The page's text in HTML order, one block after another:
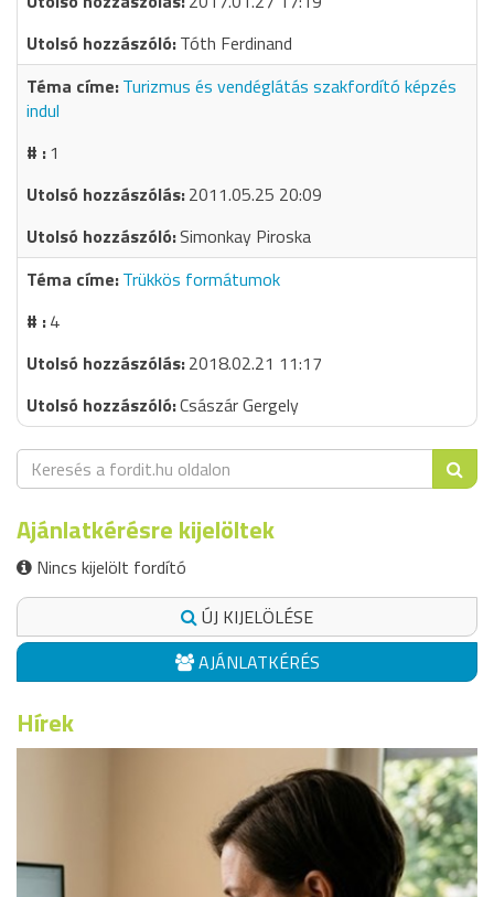
Tóth Ferdinand
Turizmus és vendéglátás szakfordító képzés
indul
1
2011.05.25 20:09
Simonkay Piroska
Trükkös formátumok
4
2018.02.21 11:17
Császár Gergely
Ajánlatkérésre kijelöltek
Nincs kijelölt fordító
ÚJ KIJELÖLÉSE
AJÁNLATKÉRÉS
Hírek